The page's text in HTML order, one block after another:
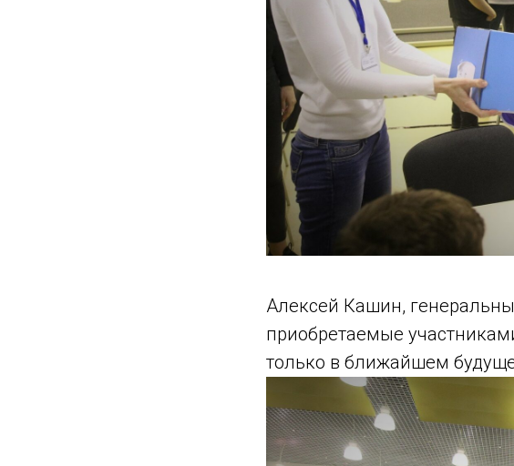
Алексей Кашин,
приобретаемые
только в ближайшем